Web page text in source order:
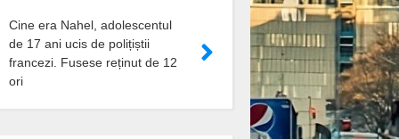
Cine era Nahel, adolescentul
de 17 ani ucis de polițiștii
francezi. Fusese reținut de 12
ori